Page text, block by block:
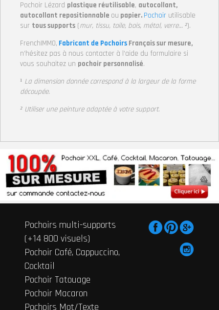
Pochoir Lézard plastique réutilisable, autocollant,
autocollant repositionnable ou papier. Pochoir utilisable
sur tous supports (mur, tissu, toile, bois, métal, verre… ²).
FrenchIMMO, Fabricant de Pochoirs Français sur mesure,
n’hésitez pas à nous contacter à l’aide du formulaire si
vous souhaitez un pochoir personnalisé.
¹ La dimension donnée correspond à la largeur de la forme
découpée.
² Utiliser une peinture adaptée à votre support.
Pochoirs multi-supports
(+14 800 visuels)
Pochoir Café, Cappuccino,
Cocktail
Pochoir Tatouage
Pochoir Macaron
Pochoirs Mot/Texte